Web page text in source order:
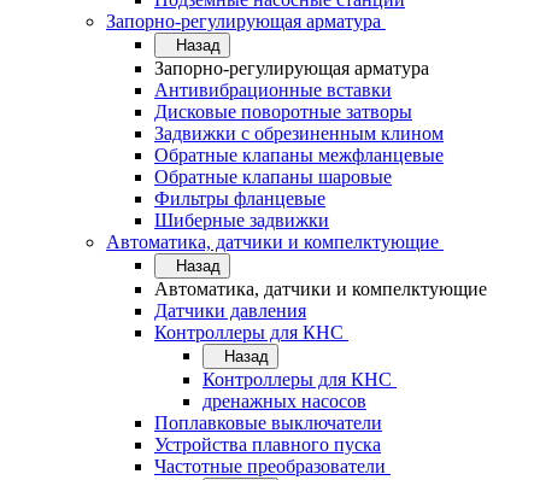
Запорно-регулирующая арматура
Назад
Запорно-регулирующая арматура
Антивибрационные вставки
Дисковые поворотные затворы
Задвижки с обрезиненным клином
Обратные клапаны межфланцевые
Обратные клапаны шаровые
Фильтры фланцевые
Шиберные задвижки
Автоматика, датчики и компелктующие
Назад
Автоматика, датчики и компелктующие
Датчики давления
Контроллеры для КНС
Назад
Контроллеры для КНС
дренажных насосов
Поплавковые выключатели
Устройства плавного пуска
Частотные преобразователи